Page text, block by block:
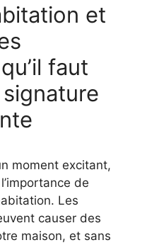
et
faut
moment excitant,
de
Les
causer des
maison, et sans